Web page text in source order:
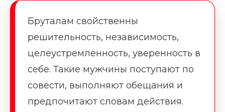
Бруталам свойственны
решительность, независимость,
целеустремленность, уверенность в
себе. Такие мужчины поступают по
совести, выполняют обещания и
предпочитают словам действия.